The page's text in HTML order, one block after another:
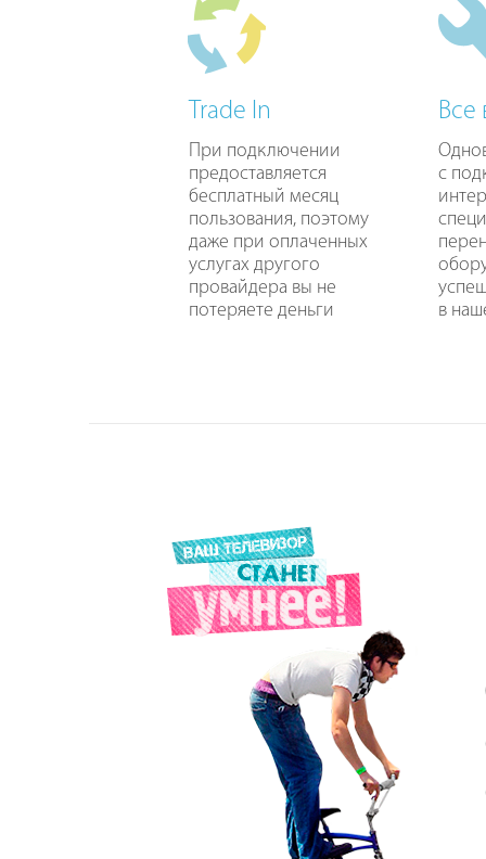
Trade In
При подключении
предоставляется
бесплатный месяц
пользования, поэтому
даже при оплаченных
услугах другого
провайдера вы не
потеряете деньги
Все
с
в